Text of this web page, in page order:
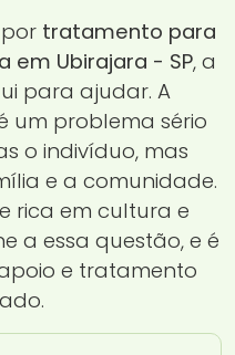
tratamento para
em Ubirajara - SP, a
para ajudar. A
um problema sério
o indivíduo, mas
e a comunidade.
rica em cultura e
a essa questão, e é
e tratamento